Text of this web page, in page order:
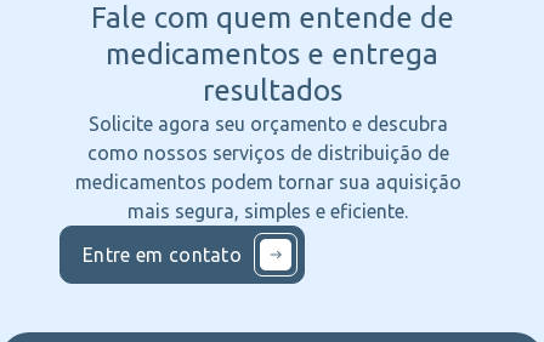
Fale com quem entende de
medicamentos e entrega
resultados
Solicite agora seu orçamento e descubra
como nossos serviços de distribuição de
medicamentos podem tornar sua aquisição
mais segura, simples e eficiente.
Entre em contato